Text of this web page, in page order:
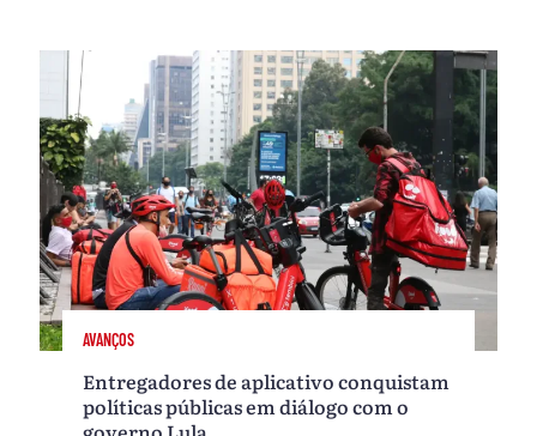
AVANÇOS
Entregadores de aplicativo conquistam
políticas públicas em diálogo com o